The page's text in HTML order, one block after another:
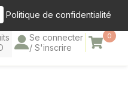
Se connecter
/ S'inscrire
0
Panier
Politique de confidentialité